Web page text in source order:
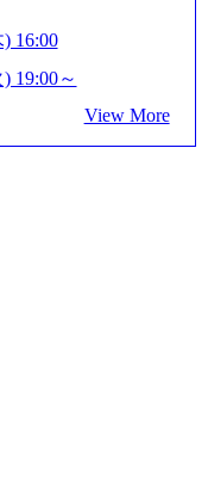
a85a-8649e1c532f9
our-vision-producti
9ffc-4f
images/202505021528
界のFinTech Ranki
一気通貫体制」が
サルタントが集うXs
抜粋 - 伊勢山 昇吾氏:
技術と対話を通じ
することを目指し
話 Vision:夢を未来
導体需要は世界中で
造装置の需要も伸長
production.appspot.co
https://storag
をめざす「キャリ
16:00
19:00～
View More